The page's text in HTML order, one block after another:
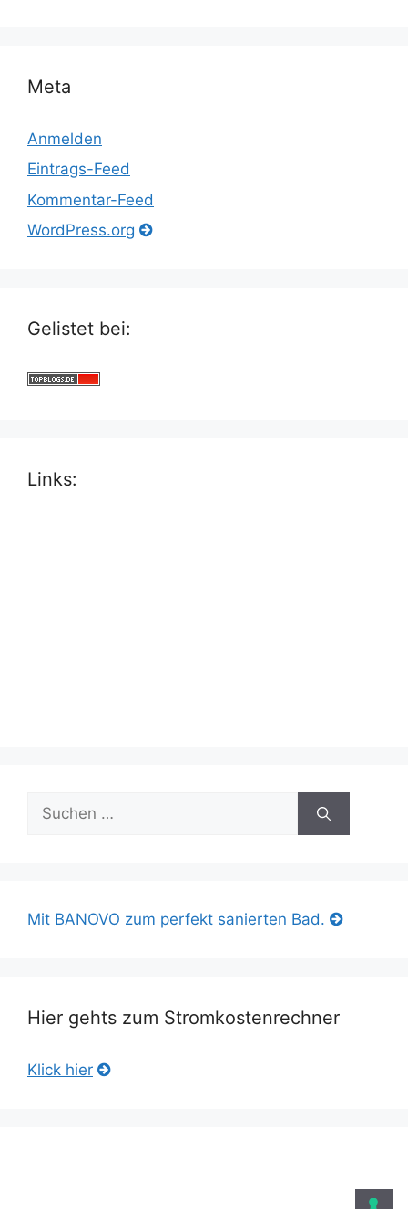
Meta
Anmelden
Eintrags-Feed
Kommentar-Feed
WordPress.org
Gelistet bei:
Links:
Suche
nach:
Mit BANOVO zum perfekt sanierten Bad.
Hier gehts zum Stromkostenrechner
Klick hier